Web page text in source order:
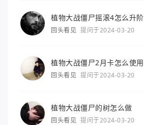
植物大战僵尸摇滚4怎么升阶
回头看见 提问于2024-03-20
植物大战僵尸2月卡怎么使用
回头看见 提问于2024-03-20
植物大战僵尸的树怎么做
回头看见 提问于2024-03-20